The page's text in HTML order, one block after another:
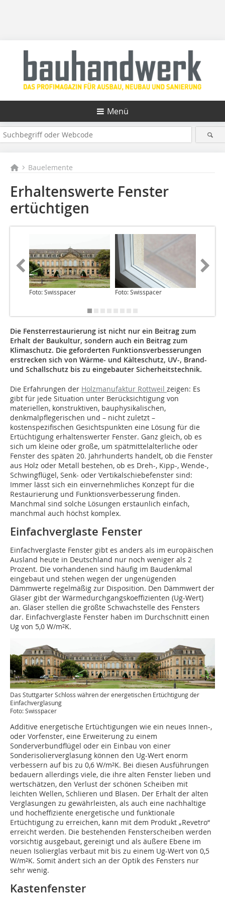
Menü
Bauelemente
Erhaltenswerte Fenster
ertüchtigen
Foto: Swisspacer Foto: Swisspacer
Die Fensterrestaurierung ist nicht nur ein Beitrag zum
Erhalt der Baukultur, sondern auch ein Beitrag zum
Klimaschutz. Die geforderten Funktionsverbesserungen
erstrecken sich von Wärme- und Kälteschutz, UV-, Brand-
und Schallschutz bis zu eingebauter Sicherheitstechnik.
Die Erfahrungen der Holzmanufaktur Rottweil zeigen: Es
gibt für jede Situation unter Berücksichtigung von
materiellen, konstruktiven, bauphysikalischen,
denkmalpflegerischen und – nicht zuletzt –
kostenspezifischen Gesichtspunkten eine Lösung für die
Ertüchtigung erhaltenswerter Fenster. Ganz gleich, ob es
sich um kleine oder große, um spätmittelalterliche oder
Fenster des späten 20. Jahrhunderts handelt, ob die Fenster
aus Holz oder Metall bestehen, ob es Dreh-, Kipp-, Wende-,
Schwingflügel, Senk- oder Vertikalschiebefenster sind:
Immer lässt sich ein einvernehmliches Konzept für die
Restaurierung und Funktionsverbesserung finden.
Manchmal sind solche Lösungen erstaunlich einfach,
manchmal auch höchst komplex.
Einfachverglaste Fenster
Einfachverglaste Fenster gibt es anders als im europäischen
Ausland heute in Deutschland nur noch weniger als 2
Prozent. Die vorhandenen sind häufig im Baudenkmal
eingebaut und stehen wegen der ungenügenden
Dämmwerte regelmäßig zur Disposition. Den Dämmwert der
Gläser gibt der Wärmedurchgangskoeffizienten (Ug-Wert)
an. Gläser stellen die größte Schwachstelle des Fensters
dar. Einfachverglaste Fenster haben im Durchschnitt einen
Ug von 5,0 W/m²K.
Das Stuttgarter Schloss währen der energetischen Ertüchtigung der
Einfachverglasung
Foto: Swisspacer
Additive energetische Ertüchtigungen wie ein neues Innen-,
oder Vorfenster, eine Erweiterung zu einem
Sonderverbundflügel oder ein Einbau von einer
Sonderisolierverglasung können den Ug-Wert enorm
verbessern auf bis zu 0,6 W/m²K. Bei diesen Ausführungen
bedauern allerdings viele, die ihre alten Fenster lieben und
wertschätzen, den Verlust der schönen Scheiben mit
leichten Wellen, Schlieren und Blasen. Der Erhalt der alten
Verglasungen zu gewährleisten, als auch eine nachhaltige
und hocheffiziente energetische und funktionale
Ertüchtigung zu erreichen, kann mit dem Produkt „Revetro“
erreicht werden. Die bestehenden Fensterscheiben werden
vorsichtig ausgebaut, gereinigt und als äußere Ebene im
neuen Isolierglas verbaut mit bis zu einem Ug-Wert von 0,5
W/m²K. Somit ändert sich an der Optik des Fensters nur
sehr wenig.
Kastenfenster